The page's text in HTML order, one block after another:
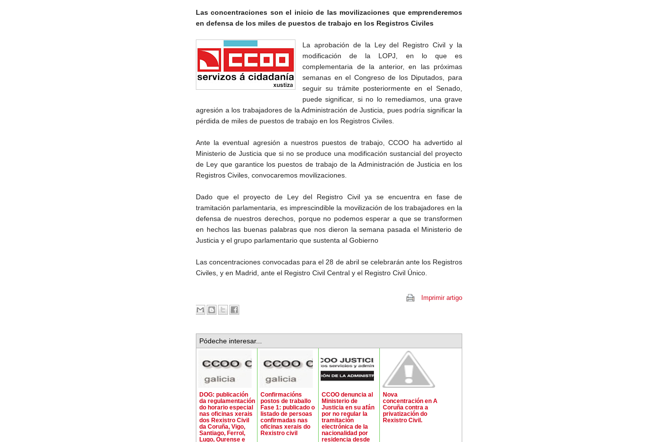
Las concentraciones son el inicio de las movilizaciones que emprenderemos
en defensa de los miles de puestos de trabajo en los Registros Civiles
La aprobación de la Ley del Registro Civil y la
modificación de la LOPJ, en lo que es
complementaria de la anterior, en las próximas
semanas en el Congreso de los Diputados, para
seguir su trámite posteriormente en el Senado,
puede significar, si no lo remediamos, una grave
agresión a los trabajadores de la Administración de Justicia, pues podría significar la
pérdida de miles de puestos de trabajo en los Registros Civiles.
Ante la eventual agresión a nuestros puestos de trabajo, CCOO ha advertido al
Ministerio de Justicia que si no se produce una modificación sustancial del proyecto
de Ley que garantice los puestos de trabajo de la Administración de Justicia en los
Registros Civiles, convocaremos movilizaciones.
Dado que el proyecto de Ley del Registro Civil ya se encuentra en fase de
tramitación parlamentaria, es imprescindible la movilización de los trabajadores en la
defensa de nuestros derechos, porque no podemos esperar a que se transformen
en hechos las buenas palabras que nos dieron la semana pasada el Ministerio de
Justicia y el grupo parlamentario que sustenta al Gobierno
Las concentraciones convocadas para el 28 de abril se celebrarán ante los Registros
Civiles, y en Madrid, ante el Registro Civil Central y el Registro Civil Único.
Imprimir artigo
Pódeche interesar...
DOG: publicación
da regulamentación
do horario especial
nas oficinas xerais
dos Rexistro Civil
da Coruña, Vigo,
Santiago, Ferrol,
Lugo, Ourense e
Confirmacións
postos de traballo
Fase 1: publicado o
listado de persoas
confirmadas nas
oficinas xerais do
Rexistro civil
CCOO denuncia al
Ministerio de
Justicia en su afán
por no regular la
tramitación
electrónica de la
nacionalidad por
residencia desde
Nova
concentración en A
Coruña contra a
privatización do
Rexistro Civil.